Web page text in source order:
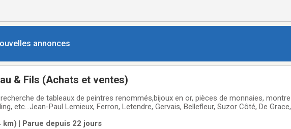
annonces
& Fils (Achats et ventes)
de tableaux de peintres renommés,bijoux en or, pièces de monnaies, montre
etc…Jean-Paul Lemieux, Ferron, Letendre, Gervais, Bellefleur, Suzor Côté, De Grace,
| Parue depuis 22 jours